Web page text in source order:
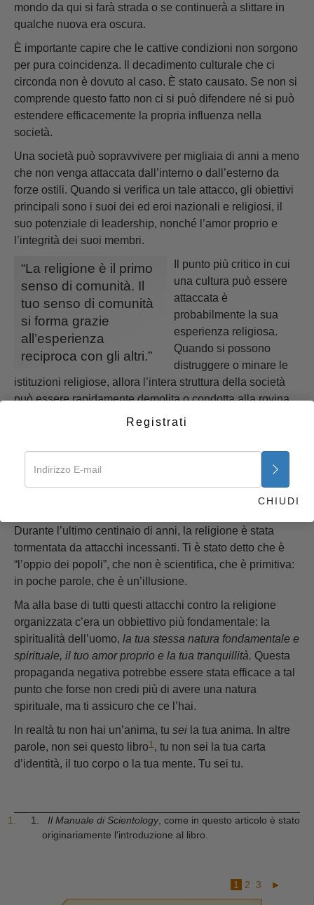
mondo da qui si farà strada o se continuerà a slittare in
qualche nuova era oscura.
È importante capire che le cattive condizioni non sorgono
per pura coincidenza. Il decadimento culturale che ci
circonda non è dovuto al caso. È stato causato. Se non si
comprende questo fatto non ci si può difendere né si può
estendere efficacemente la propria influenza nella
società.
Una società può sopravvivere per migliaia di anni a meno
che non venga attaccata dall’interno o dall’esterno da
forze ostili. Quando si verifica un tale attacco, gli obiettivi
principali sono i suoi dei ed eroi nazionali e religiosi, il
suo potenziale di leadership, nonché l’amor proprio e
l’integrità dei suoi membri.
“La religione è il primo
senso di comunità. Il
tuo senso di comunità
si forma grazie
all’esperienza
reciproca con gli altri.”
Il punto più critico in cui
una cultura può essere
attaccata è
probabilmente la sua
esperienza religiosa.
Quando si possono
distruggere o minare le
istituzioni religiose, allora l’intera struttura della società
può essere rapidamente demolita o condotta alla rovina.
La religione è il primo senso di comunità. Il tuo senso di
altri. La società in cui si può distruggere il senso religioso
di comunità, e con esso la vera fiducia e la vera integrità,
è come un castello di sabbia incapace di difendersi
Durante l’ultimo centinaio di anni, la religione è stata
tormentata da attacchi incessanti. Ti è stato detto che è
“l’oppio dei popoli”, che non è scientifica, che è primitiva:
in poche parole, che è un’illusione.
Ma alla base di tutti questi attacchi contro la religione
organizzata c’era un obbiettivo più fondamentale: la
spiritualità dell’uomo, la tua stessa natura fondamentale e
spirituale, il tuo amor proprio e la tua tranquillità. Questa
propaganda negativa potrebbe essere stata efficace a tal
punto che forse non credi più di avere una natura
spirituale, ma ti assicuro che ce l’hai.
In realtà tu non hai un’anima, tu sei la tua anima. In altre
parole, non sei questo libro1 , tu non sei la tua carta
d’identità, il tuo corpo o la tua mente. Tu sei tu.
1. Il Manuale di Scientology, come in questo articolo è stato
originariamente l'introduzione al libro.
1 2 3
Registrati
CHIUDI